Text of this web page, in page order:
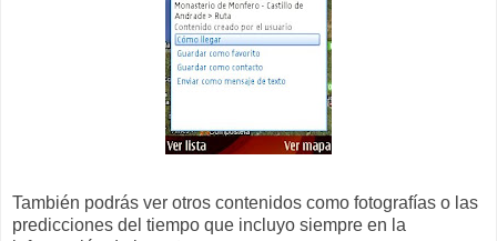
También podrás ver otros contenidos como fotografías o las
predicciones del tiempo que incluyo siempre en la